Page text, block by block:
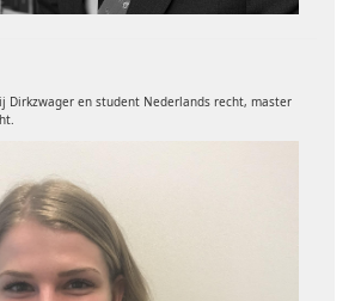
Dirkzwager en student Nederlands recht, master